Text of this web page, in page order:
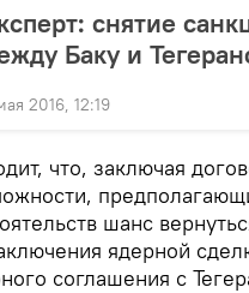
снятие
Баку и
2016, 12:19
что, заключая
шанс
ядерной
соглашения с